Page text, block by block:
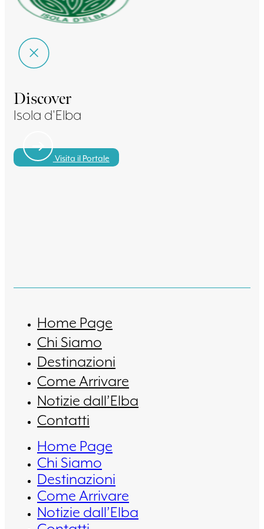
Discover
Isola d'Elba
Visita il Portale
Home Page
Chi Siamo
Destinazioni
Come Arrivare
Notizie dall’Elba
Contatti
Home Page
Chi Siamo
Destinazioni
Come Arrivare
Notizie dall’Elba